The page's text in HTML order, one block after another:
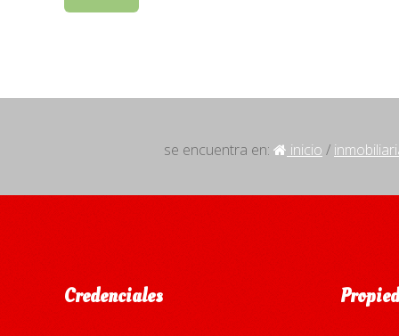
se encuentra en: inicio /
Credenciales